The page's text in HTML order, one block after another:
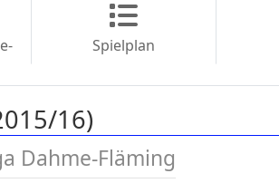
Spielplan
16)
Dahme-Fläming